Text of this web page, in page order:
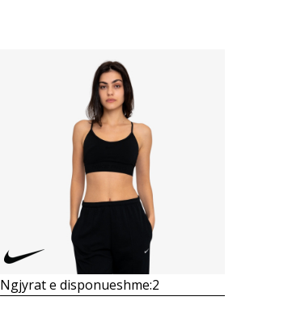
Krahasoni
Ngjyrat e disponueshme:2